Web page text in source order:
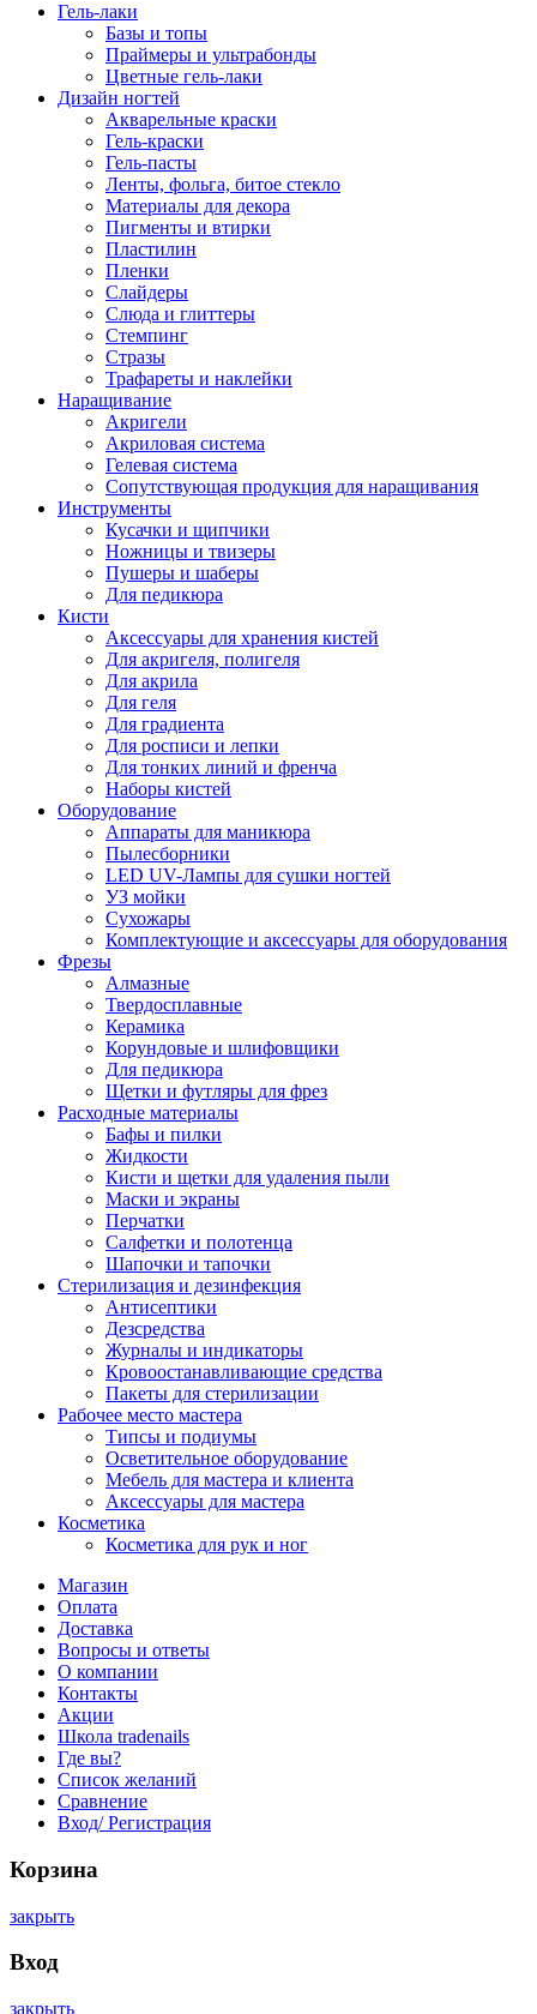
Гель-лаки
Базы и топы
Праймеры и ультрабонды
Цветные гель-лаки
Дизайн ногтей
Акварельные краски
Гель-краски
Гель-пасты
Ленты, фольга, битое стекло
Материалы для декора
Пигменты и втирки
Пластилин
Пленки
Слайдеры
Слюда и глиттеры
Стемпинг
Стразы
Трафареты и наклейки
Наращивание
Акригели
Акриловая система
Гелевая система
Сопутствующая продукция для наращивания
Инструменты
Кусачки и щипчики
Ножницы и твизеры
Пушеры и шаберы
Для педикюра
Кисти
Аксессуары для хранения кистей
Для акригеля, полигеля
Для акрила
Для геля
Для градиента
Для росписи и лепки
Для тонких линий и френча
Наборы кистей
Оборудование
Аппараты для маникюра
Пылесборники
LED UV-Лампы для сушки ногтей
УЗ мойки
Сухожары
Комплектующие и аксессуары для оборудования
Фрезы
Алмазные
Твердосплавные
Керамика
Корундовые и шлифовщики
Для педикюра
Щетки и футляры для фрез
Расходные материалы
Бафы и пилки
Жидкости
Кисти и щетки для удаления пыли
Маски и экраны
Перчатки
Салфетки и полотенца
Шапочки и тапочки
Стерилизация и дезинфекция
Антисептики
Дезсредства
Журналы и индикаторы
Кровоостанавливающие средства
Пакеты для стерилизации
Рабочее место мастера
Типсы и подиумы
Осветительное оборудование
Мебель для мастера и клиента
Аксессуары для мастера
Косметика
Косметика для рук и ног
Магазин
Оплата
Доставка
Вопросы и ответы
О компании
Контакты
Акции
Школа tradenails
Где вы?
Список желаний
Сравнение
Вход/ Регистрация
Корзина
закрыть
Вход
закрыть